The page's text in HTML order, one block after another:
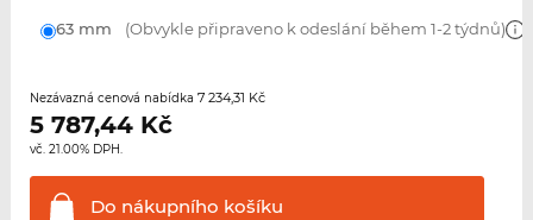
63 mm (Obvykle připraveno k odeslání během 1-2 týdnů)
Nezávazná cenová nabídka 7 234,31 Kč
5 787,44Kč
vč. 21.00% DPH.
Do nákupního košíku